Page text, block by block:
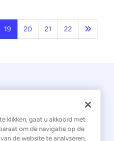
19 20 21 22
klikken, gaat u akkoord met
om de navigatie op de
de website te analyseren,